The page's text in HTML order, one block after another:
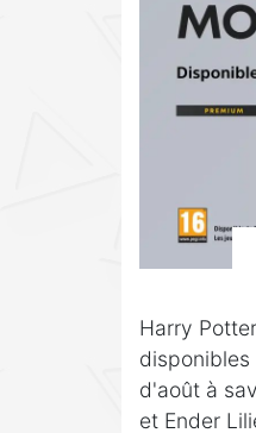
Harry
d'août à
et Ender